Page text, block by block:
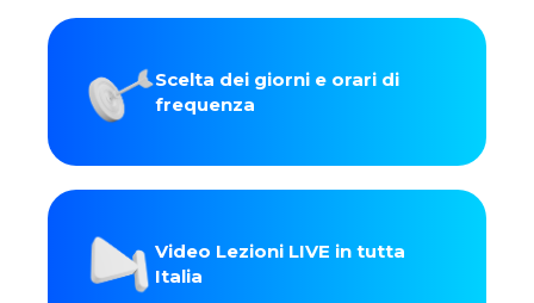
Scelta dei giorni e orari di
frequenza
Video Lezioni LIVE in tutta
Italia